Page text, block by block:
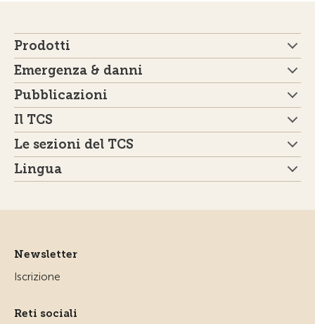
Prodotti
Emergenza & danni
Pubblicazioni
Il TCS
Le sezioni del TCS
Lingua
Newsletter
Iscrizione
Reti sociali